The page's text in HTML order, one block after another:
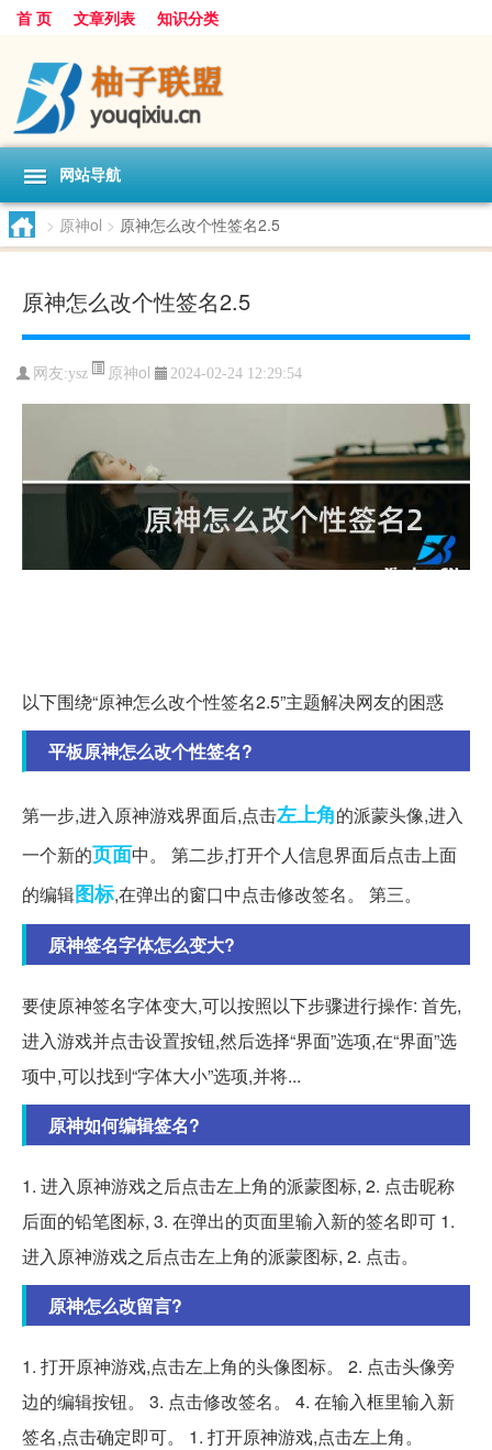
首 页 文章列表 知识分类
网站导航
> 原神ol > 原神怎么改个性签名2.5
原神怎么改个性签名2.5
网友:ysz 原神ol 2024-02-24 12:29:54
以下围绕“原神怎么改个性签名2.5”主题解决网友的困惑
平板原神怎么改个性签名?
第一步,进入原神游戏界面后,点击左上角的派蒙头像,进入
一个新的页面中。 第二步,打开个人信息界面后点击上面
的编辑图标,在弹出的窗口中点击修改签名。 第三。
原神签名字体怎么变大?
要使原神签名字体变大,可以按照以下步骤进行操作: 首先,
进入游戏并点击设置按钮,然后选择“界面”选项,在“界面”选
项中,可以找到“字体大小”选项,并将...
原神如何编辑签名?
1. 进入原神游戏之后点击左上角的派蒙图标, 2. 点击昵称
后面的铅笔图标, 3. 在弹出的页面里输入新的签名即可 1.
进入原神游戏之后点击左上角的派蒙图标, 2. 点击。
原神怎么改留言?
1. 打开原神游戏,点击左上角的头像图标。 2. 点击头像旁
边的编辑按钮。 3. 点击修改签名。 4. 在输入框里输入新
签名,点击确定即可。 1. 打开原神游戏,点击左上角。